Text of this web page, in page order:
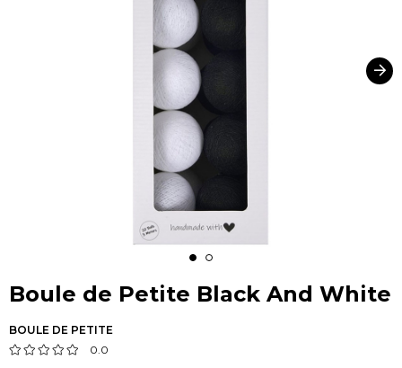
Boule de Petite Black And White
BOULE DE PETITE
0.0